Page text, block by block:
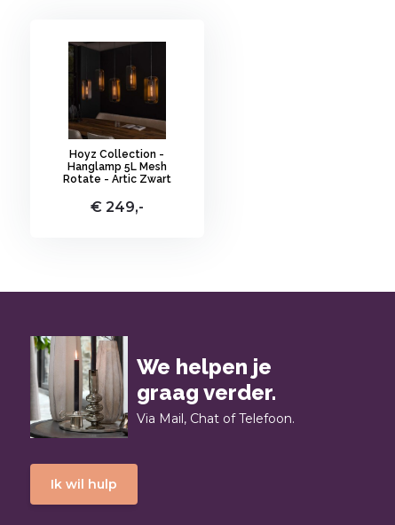
Hoyz Collection -
Hanglamp 5L Mesh
Rotate - Artic Zwart
€ 249,-
We helpen je
graag verder.
Via Mail, Chat of Telefoon.
Ik wil hulp